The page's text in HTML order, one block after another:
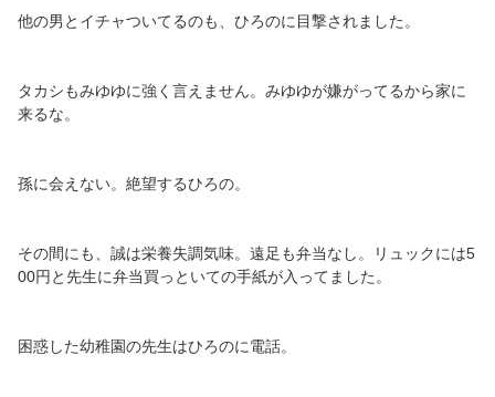
他の男とイチャついてるのも、ひろのに目撃されました。
タカシもみゆゆに強く言えません。みゆゆが嫌がってるから家に
来るな。
孫に会えない。絶望するひろの。
その間にも、誠は栄養失調気味。遠足も弁当なし。リュックには5
00円と先生に弁当買っといての手紙が入ってました。
困惑した幼稚園の先生はひろのに電話。